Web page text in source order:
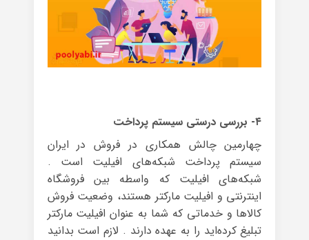
۴- بررسی درستی سیستم پرداخت
چهارمین چالش همکاری در فروش در ایران
سیستم پرداخت شبکه‌های افیلیت است .
شبکه‌های افیلیت که واسطه بین فروشگاه
اینترنتی و افیلیت مارکتر هستند، وضعیت فروش‌
کالاها و خدماتی که شما به عنوان افیلیت مارکتر
تبلیغ کرده‌اید را به عهده دارند . لازم است بدانید